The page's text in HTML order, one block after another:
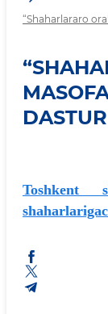
“Shaharlararo
Toshkent